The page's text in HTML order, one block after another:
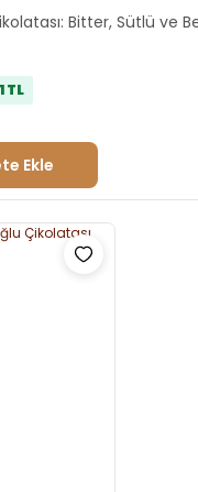
Bitter, Sütlü ve
TL
Ekle